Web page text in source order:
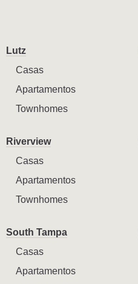
Lutz
Casas
Apartamentos
Townhomes
Riverview
Casas
Apartamentos
Townhomes
South Tampa
Casas
Apartamentos